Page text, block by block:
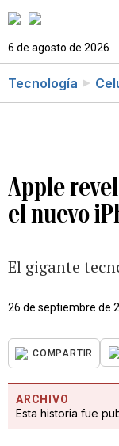
6 de agosto de 2026
Tecnología
Apple
el nuevo
El gigante
26 de septiembre de
COMPARTIR
ARCHIVO
Esta historia fue